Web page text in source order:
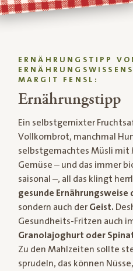
ERNÄHRUNGSTIPP
MARGIT FENSL:
Ernährungstipp
Ein selbstgemixter
Vollkornbrot, manchmal
selbstgemachtes Müsli mit
Gemüse ‒ und das immer
saisonal –, all das klingt
gesunde Ernährungsweise
sondern auch derGeist.
Gesundheits-Fritzen auch
Granolajoghurt oder
Zu den Mahlzeiten sollte
sprudeln, das können